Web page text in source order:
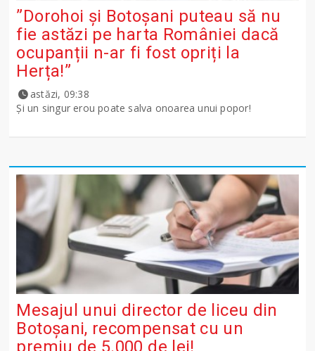
”Dorohoi și Botoșani puteau să nu
fie astăzi pe harta României dacă
ocupanții n-ar fi fost opriți la
Herța!”
astăzi, 09:38
Și un singur erou poate salva onoarea unui popor!
Mesajul unui director de liceu din
Botoșani, recompensat cu un
premiu de 5.000 de lei!